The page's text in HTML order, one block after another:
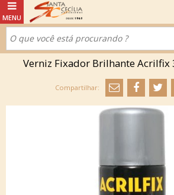
Verniz Fixador Brilhante Acrilfix